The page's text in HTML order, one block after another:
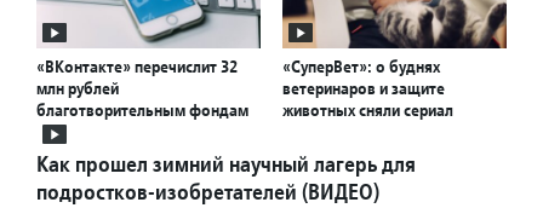
«ВКонтакте» перечислит 32
млн рублей
благотворительным фондам
«СуперВет»: о буднях
ветеринаров и защите
животных сняли сериал
Как прошел зимний научный лагерь для
подростков-изобретателей (ВИДЕО)